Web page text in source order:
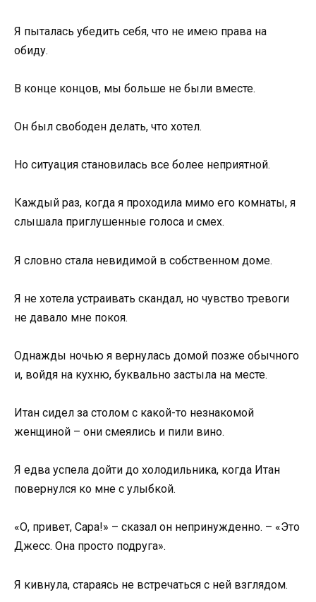
Я пыталась убедить себя, что не имею права на
обиду.
В конце концов, мы больше не были вместе.
Он был свободен делать, что хотел.
Но ситуация становилась все более неприятной.
Каждый раз, когда я проходила мимо его комнаты, я
слышала приглушенные голоса и смех.
Я словно стала невидимой в собственном доме.
Я не хотела устраивать скандал, но чувство тревоги
не давало мне покоя.
Однажды ночью я вернулась домой позже обычного
и, войдя на кухню, буквально застыла на месте.
Итан сидел за столом с какой-то незнакомой
женщиной – они смеялись и пили вино.
Я едва успела дойти до холодильника, когда Итан
повернулся ко мне с улыбкой.
«О, привет, Сара!» – сказал он непринужденно. – «Это
Джесс. Она просто подруга».
Я кивнула, стараясь не встречаться с ней взглядом.